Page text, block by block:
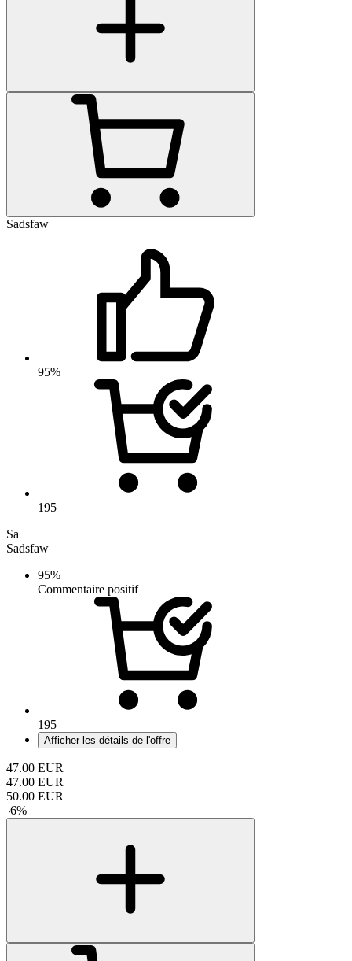
Sadsfaw
95%
195
Sa
Sadsfaw
95%
Commentaire positif
195
Afficher les détails de l'offre
47.00 EUR
47.00 EUR
50.00 EUR
-6%